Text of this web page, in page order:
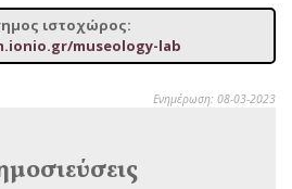
ιστοχώρος:
museology-lab
Ενημέρωση: 08-03-2023